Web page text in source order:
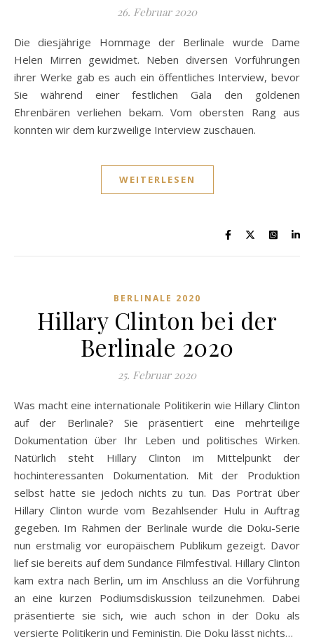
26. Februar 2020
Die diesjährige Hommage der Berlinale wurde Dame
Helen Mirren gewidmet. Neben diversen Vorführungen
ihrer Werke gab es auch ein öffentliches Interview, bevor
Sie während einer festlichen Gala den goldenen
Ehrenbären verliehen bekam. Vom obersten Rang aus
konnten wir dem kurzweilige Interview zuschauen.
WEITERLESEN
BERLINALE 2020
Hillary Clinton bei der
Berlinale 2020
25. Februar 2020
Was macht eine internationale Politikerin wie Hillary Clinton
auf der Berlinale? Sie präsentiert eine mehrteilige
Dokumentation über Ihr Leben und politisches Wirken.
Natürlich steht Hillary Clinton im Mittelpunkt der
hochinteressanten Dokumentation. Mit der Produktion
selbst hatte sie jedoch nichts zu tun. Das Porträt über
Hillary Clinton wurde vom Bezahlsender Hulu in Auftrag
gegeben. Im Rahmen der Berlinale wurde die Doku-Serie
nun erstmalig vor europäischem Publikum gezeigt. Davor
lief sie bereits auf dem Sundance Filmfestival. Hillary Clinton
kam extra nach Berlin, um im Anschluss an die Vorführung
an eine kurzen Podiumsdiskussion teilzunehmen. Dabei
präsentierte sie sich, wie auch schon in der Doku als
versierte Politikerin und Feministin. Die Doku lässt nichts…